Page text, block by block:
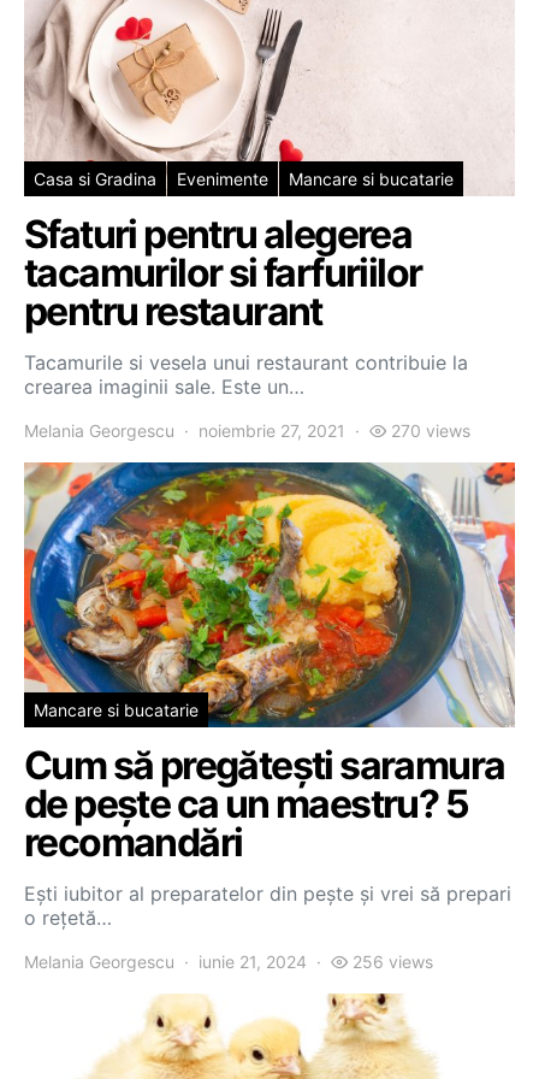
Casa si Gradina Evenimente Mancare si bucatarie
Sfaturi pentru alegerea
tacamurilor si farfuriilor
pentru restaurant
Tacamurile si vesela unui restaurant contribuie la
crearea imaginii sale. Este un…
Melania Georgescu noiembrie 27, 2021 270 views
Mancare si bucatarie
Cum să pregătești saramura
de pește ca un maestru? 5
recomandări
Ești iubitor al preparatelor din pește și vrei să prepari
o rețetă…
Melania Georgescu iunie 21, 2024 256 views